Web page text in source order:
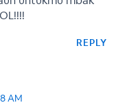
REPLY
AM